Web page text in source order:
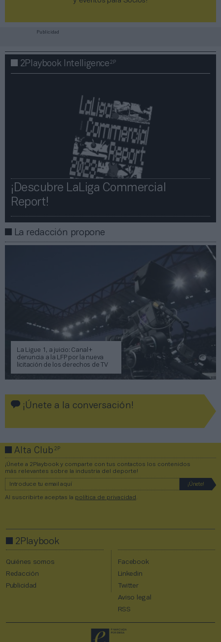
Publicidad
2Playbook Intelligence2P
¡Descubre LaLiga Commercial
Report!​​
La redacción propone
La Ligue 1, a juicio: Canal+
denuncia a la LFP por la nueva
licitación de los derechos de TV
¡Únete a la conversación!
Alta Club2P
¡Únete a 2Playbook y comparte con tus contactos los contenidos
más relevantes sobre la industria del deporte!
Al suscribirte aceptas la política de privacidad .
2Playbook
Quiénes somos
Redacción
Publicidad
Facebook
Linkedin
Twitter
Aviso legal
RSS